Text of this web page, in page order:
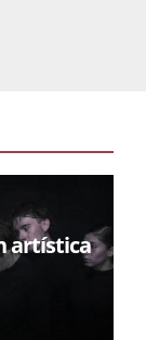
artística